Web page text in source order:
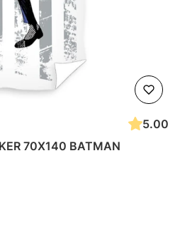
5.00
70X140 BATMAN